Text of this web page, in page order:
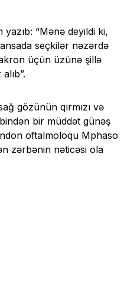
“Mənə deyildi ki,
seçkilər nəzərdə
üçün üzünə şillə
gözünün qırmızı və
bir müddət günəş
oftalmoloqu Mphaso
zərbənin nəticəsi ola